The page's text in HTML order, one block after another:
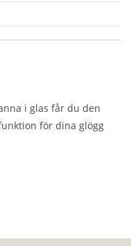
i glas får du den
för dina glögg